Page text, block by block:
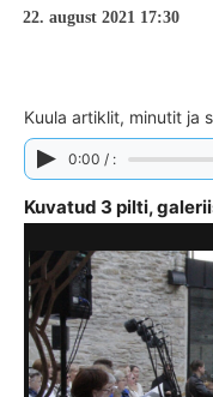
22. august 2021 17:30
Kuula artiklit, minutit ja
0:00 / :
Kuvatud 3 pilti,